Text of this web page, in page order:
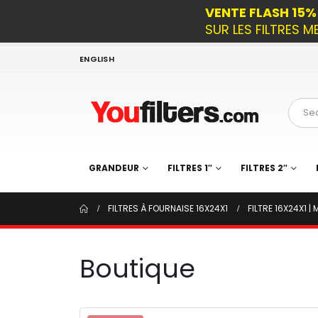
VENTE FLASH
SUR LES FILTRES
ENGLISH
GRANDEUR FILTRES 1″ FILTRES 2″
FILTRES À FOURNAISE 16X24X1 FILTRE 16X24X1 |
Boutique